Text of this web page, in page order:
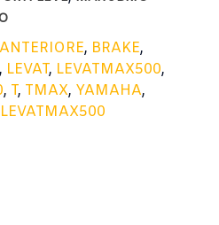
ANTERIORE, BRAKE,
, LEVAT, LEVATMAX500,
, T, TMAX, YAMAHA,